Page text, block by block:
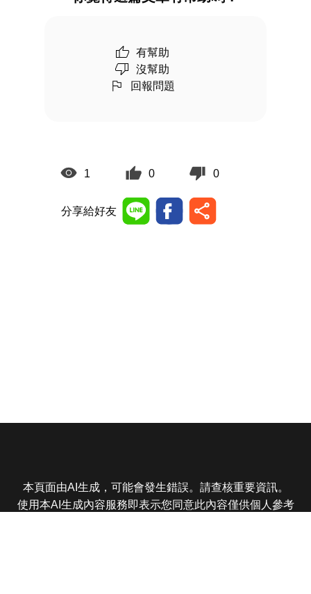
有幫助
沒幫助
回報問題
1 0 0
分享給好友
本頁面由AI生成，可能會發生錯誤。請查核重要資訊。
使用本AI生成內容服務即表示您同意此內容僅供個人參考